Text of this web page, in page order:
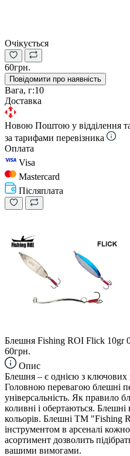
Очікується
60грн.
Повідомити про наявність
Вага, г:10
Доставка
Новою Поштою у відділення
за тарифами перевізника
Оплата
Visa
Mastercard
Післяплата
Блешня Fishing ROI Flick 10gr
60грн.
Опис
Блешня – є однією з
Головною перевагою блешні
універсальність. Як правило
коливні і обертаються.
кольорів. Блешні TM "Fishing
інструментом в арсеналі
асортимент дозволить
вашими вимогами.